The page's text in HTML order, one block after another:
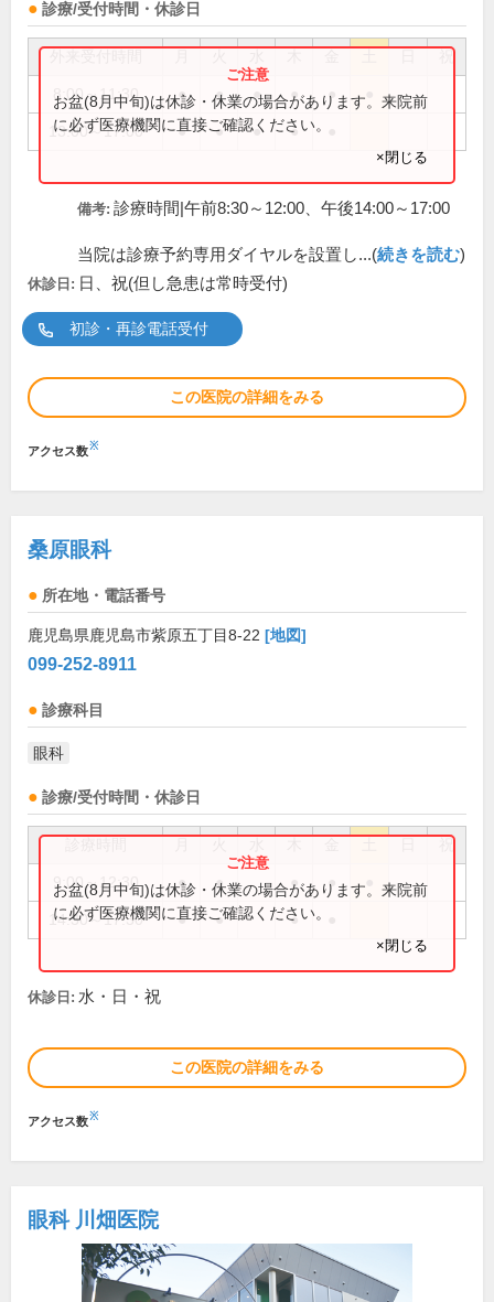
診療/受付時間・休診日
祝
8:00～11:30 ● ● ● ● ●
13:00～17:00 ● ● ● ●
お盆(8月中旬)は休診・休業の場合があります。来院前
に必ず医療機関に直接ご確認ください。
×閉じる
備考: 診療時間|午前8:30～12:00、午後14:00～17:00
当院は診療予約専用ダイヤルを設置し...(続きを読む)
休診日: 日、祝(但し急患は常時受付)
初診・再診電話受付
この医院の詳細をみる
アクセス数※
桑原眼科
所在地・電話番号
鹿児島県鹿児島市紫原五丁目8-22 [地図]
099-252-8911
診療科目
眼科
診療/受付時間・休診日
祝
9:00～12:30 ● ● ● ●
14:30～17:30 ● ● ●
お盆(8月中旬)は休診・休業の場合があります。来院前
に必ず医療機関に直接ご確認ください。
×閉じる
休診日: 水・日・祝
この医院の詳細をみる
アクセス数※
眼科 川畑医院